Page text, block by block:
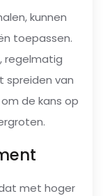
kunnen
toepassen.
regelmatig
spreiden van
de kans op
met hoger